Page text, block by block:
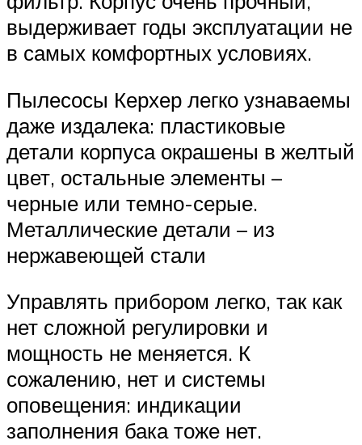
выдерживает годы эксплуатации не
в самых комфортных условиях.
Пылесосы Керхер легко узнаваемы
даже издалека: пластиковые
детали корпуса окрашены в желтый
цвет, остальные элементы –
черные или темно-серые.
Металлические детали – из
нержавеющей стали
Управлять прибором легко, так как
нет сложной регулировки и
мощность не меняется. К
сожалению, нет и системы
оповещения: индикации
заполнения бака тоже нет.